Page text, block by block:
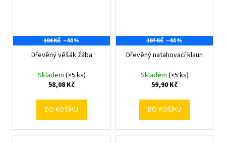
104 KČ –44 %
Dřevěný věšák žába
Skladem (>5 ks)
58,08 Kč
DO KOŠÍKU
107 KČ –44 %
Dřevěný natahovací klaun
Skladem (>5 ks)
59,90 Kč
DO KOŠÍKU